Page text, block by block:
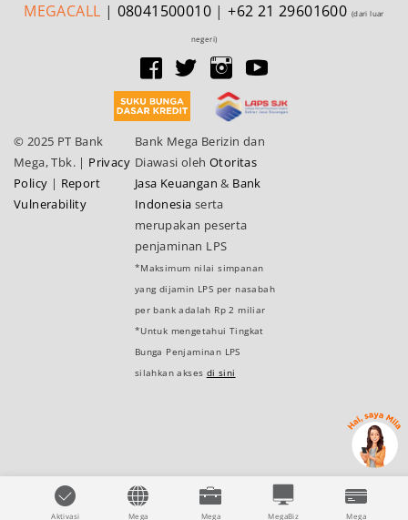
MEGACALL | 08041500010 |+62 21 29601600 (dari luar
negeri)
© 2025 PT Bank
Mega, Tbk. | Privacy
Policy | Report
Vulnerability
Bank Mega Berizin dan
Diawasi oleh Otoritas
Jasa Keuangan & Bank
Indonesia serta
merupakan peserta
penjaminan LPS
*Maksimum nilai simpanan
yang dijamin LPS per nasabah
per bank adalah Rp 2 miliar
*Untuk mengetahui Tingkat
Bunga Penjaminan LPS
silahkan akses di sini
Aktivasi
Mega
Mega
MegaBiz
Mega